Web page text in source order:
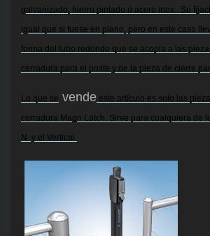
galvanizado, hierro pintado ó acero inox.. Su
igual que si fuese en plano, pero en este caso
forma del tubo redondo que se acopla a las
cerradura para el poste y de la pieza de cierre
Lo que se vendeeste artículo es solo las
cerradura Magn Latch. Sirve para cualquiera de
N y el Vertical.